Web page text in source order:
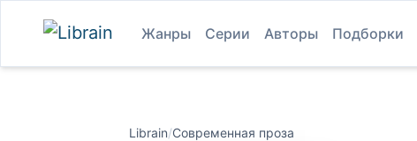
Жанры Серии Авторы Подборки
Librain/Современная проза